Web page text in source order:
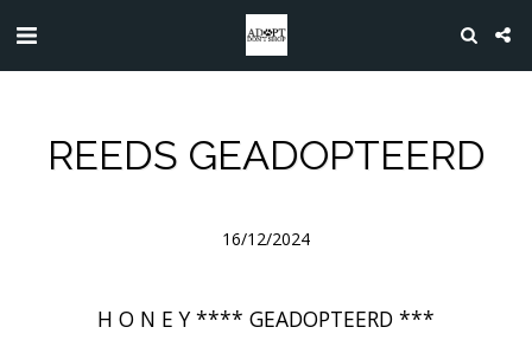
REEDS GEADOPTEERD
16/12/2024
H O N E Y **** GEADOPTEERD ***